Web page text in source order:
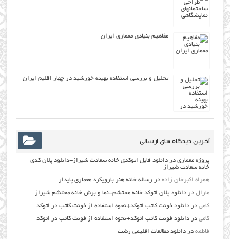
مفاهيم بنيادي معماري ايران
تحلیل و بررسی استفاده بهینه خورشید در چهار اقلیم ایران
آخرین دیدگاه های ارسالی
پروژه معماری دردانلود فایل اتوکدی خانه سعادت شیراز-دانلود پلان کدی
خانه سعادت شیراز
همراه اکبرخان زاده در رساله خانه هنر بارویکرد معماری پایدار
مارال دردانلود پلان اتوکد خانه محتشم-نما و برش خانه محتشم شیراز
کامی دردانلود فونت کاتب اتوکد+نحوه استفاده از فونت کاتب در اتوکد
کامی دردانلود فونت کاتب اتوکد+نحوه استفاده از فونت کاتب در اتوکد
فاطمه دردانلود مطالعات اقليمي رشت